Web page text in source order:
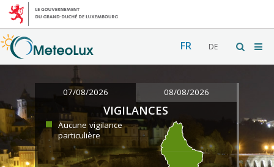
FR DE
07/08/2026 08/08/2026
VIGILANCES
Aucune vigilance
particulière